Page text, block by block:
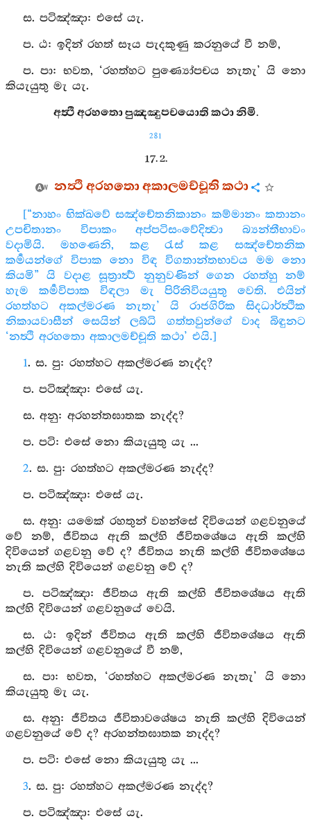
ස. පටිඤ්‍ඤා: එසේ යැ.
ප. ඨ: ඉදින් රහත් සෑය පැදකුණු කරනුයේ වී නම්,
ප. පා: භවත, ‘රහත්හට පුණ්‍යෝපචය නැතැ’ යි නො
කියැයුතු මැ යැ.
අත්‍ථි අරහතො පුඤඤුපචයොති කථා නිමි.
281
17. 2.
නත්‍ථි අරහතො අකාලමච්චූති කථා
[“නාහං භික්ඛවේ සඤ්චේතනිකානං කම්මානං කතානං
උපචිතානං විපාකං අප්පටිසංවේදිත්‍වා බ්‍යන්තීභාවං
වදාමියි. මහණෙනි, කළ රැස් කළ සඤ්චේතනික
කර්‍මයන්ගේ විපාක නො විඳ විගතාන්තභාවය මම නො
කියමි” යි වදාළ සූත්‍රාර්‍ත්‍ථ නුනුවණින් ගෙන රහත්හු නම්
හැම කර්‍මවිපාක විඳලා මැ පිරිනිවියයුතු වෙති. එයින්
රහත්හට අකල්මරණ නැතැ’ යි රාජගිරික සිදධාර්ත්‍ථික
නිකායවාසීන් සෙයින් ලබ්ධි ගත්තවුන්ගේ වාද බිඳුනට
‘නත්‍ථි අරහතො අකාලමච්චූති කථා’ එයි.]
1. ස. පු: රහත්හට අකල්මරණ නැද්ද?
ප. පටිඤ්‍ඤා: එසේ යැ.
ස. අනු: අරහන්තඝාතක නැද්ද?
ප. පටි: එසේ නො කියැයුතු යැ ...
2. ස. පු: රහත්හට අකල්මරණ නැද්ද?
ප. පටිඤ්‍ඤා: එසේ යැ.
ස. අනු: යමෙක් රහතුන් වහන්සේ දිවියෙන් ගළවනුයේ
වේ නම්, ජීවිතය ඇති කල්හි ජීවිතශේෂය ඇති කල්හි
දිවියෙන් ගළවනු වේ ද? ජීවිතය නැති කල්හි ජීවිතශේෂය
නැති කල්හි දිවියෙන් ගළවනු වේ ද?
ප. පටිඤ්‍ඤා: ජීවිතය ඇති කල්හි ජීවිතශේෂය ඇති
කල්හි දිවියෙන් ගළවනුයේ වෙයි.
ස. ඨ: ඉදින් ජීවිතය ඇති කල්හි ජීවිතශේෂය ඇති
කල්හි දිවියෙන් ගළවනුයේ වී නම්,
ස. පා: භවත, ‘රහත්හට අකල්මරණ නැතැ’ යි නො
කියැයුතු මැ යැ.
ස. අනු: ජීවිතය ජීවිතාවශේෂය නැති කල්හි දිවියෙන්
ගළවනුයේ වේ ද? අරහන්තඝාතක නැද්ද?
ප. පටි: එසේ නො කියැයුතු යැ ...
3. ස. පු: රහත්හට අකල්මරණ නැද්ද?
ප. පටිඤ්‍ඤා: එසේ යැ.